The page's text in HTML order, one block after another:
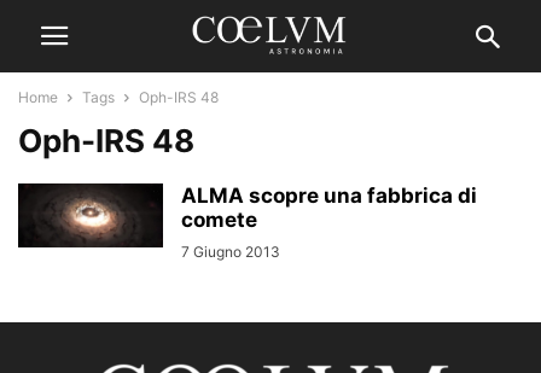
Home Tags Oph-IRS 48
Oph-IRS 48
ALMA scopre una fabbrica di
comete
7 Giugno 2013